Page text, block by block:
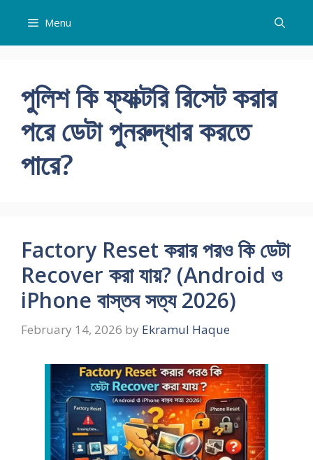
content
Menu
পুলিশ কি ফ্যাক্টরি রিসেট করার
পরে ডেটা পুনরুদ্ধার করতে
পারে?
Factory Reset করার পরও কি ডেটা
Recover করা যায়? (Android ও
iPhone বাস্তব সত্য 2026)
February 14, 2026 by Ekramul Haque